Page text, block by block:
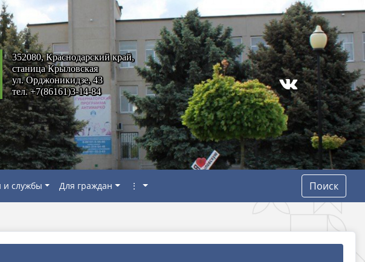
352080, Краснодарский край,
станица Крыловская
ул. Орджоникидзе, 43
тел. +7(86161)3-14-84
и службы Для граждан ⋮ Поиск